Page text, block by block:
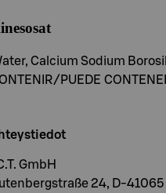
Calcium Sodium
PUEDE
GmbH
24, D-